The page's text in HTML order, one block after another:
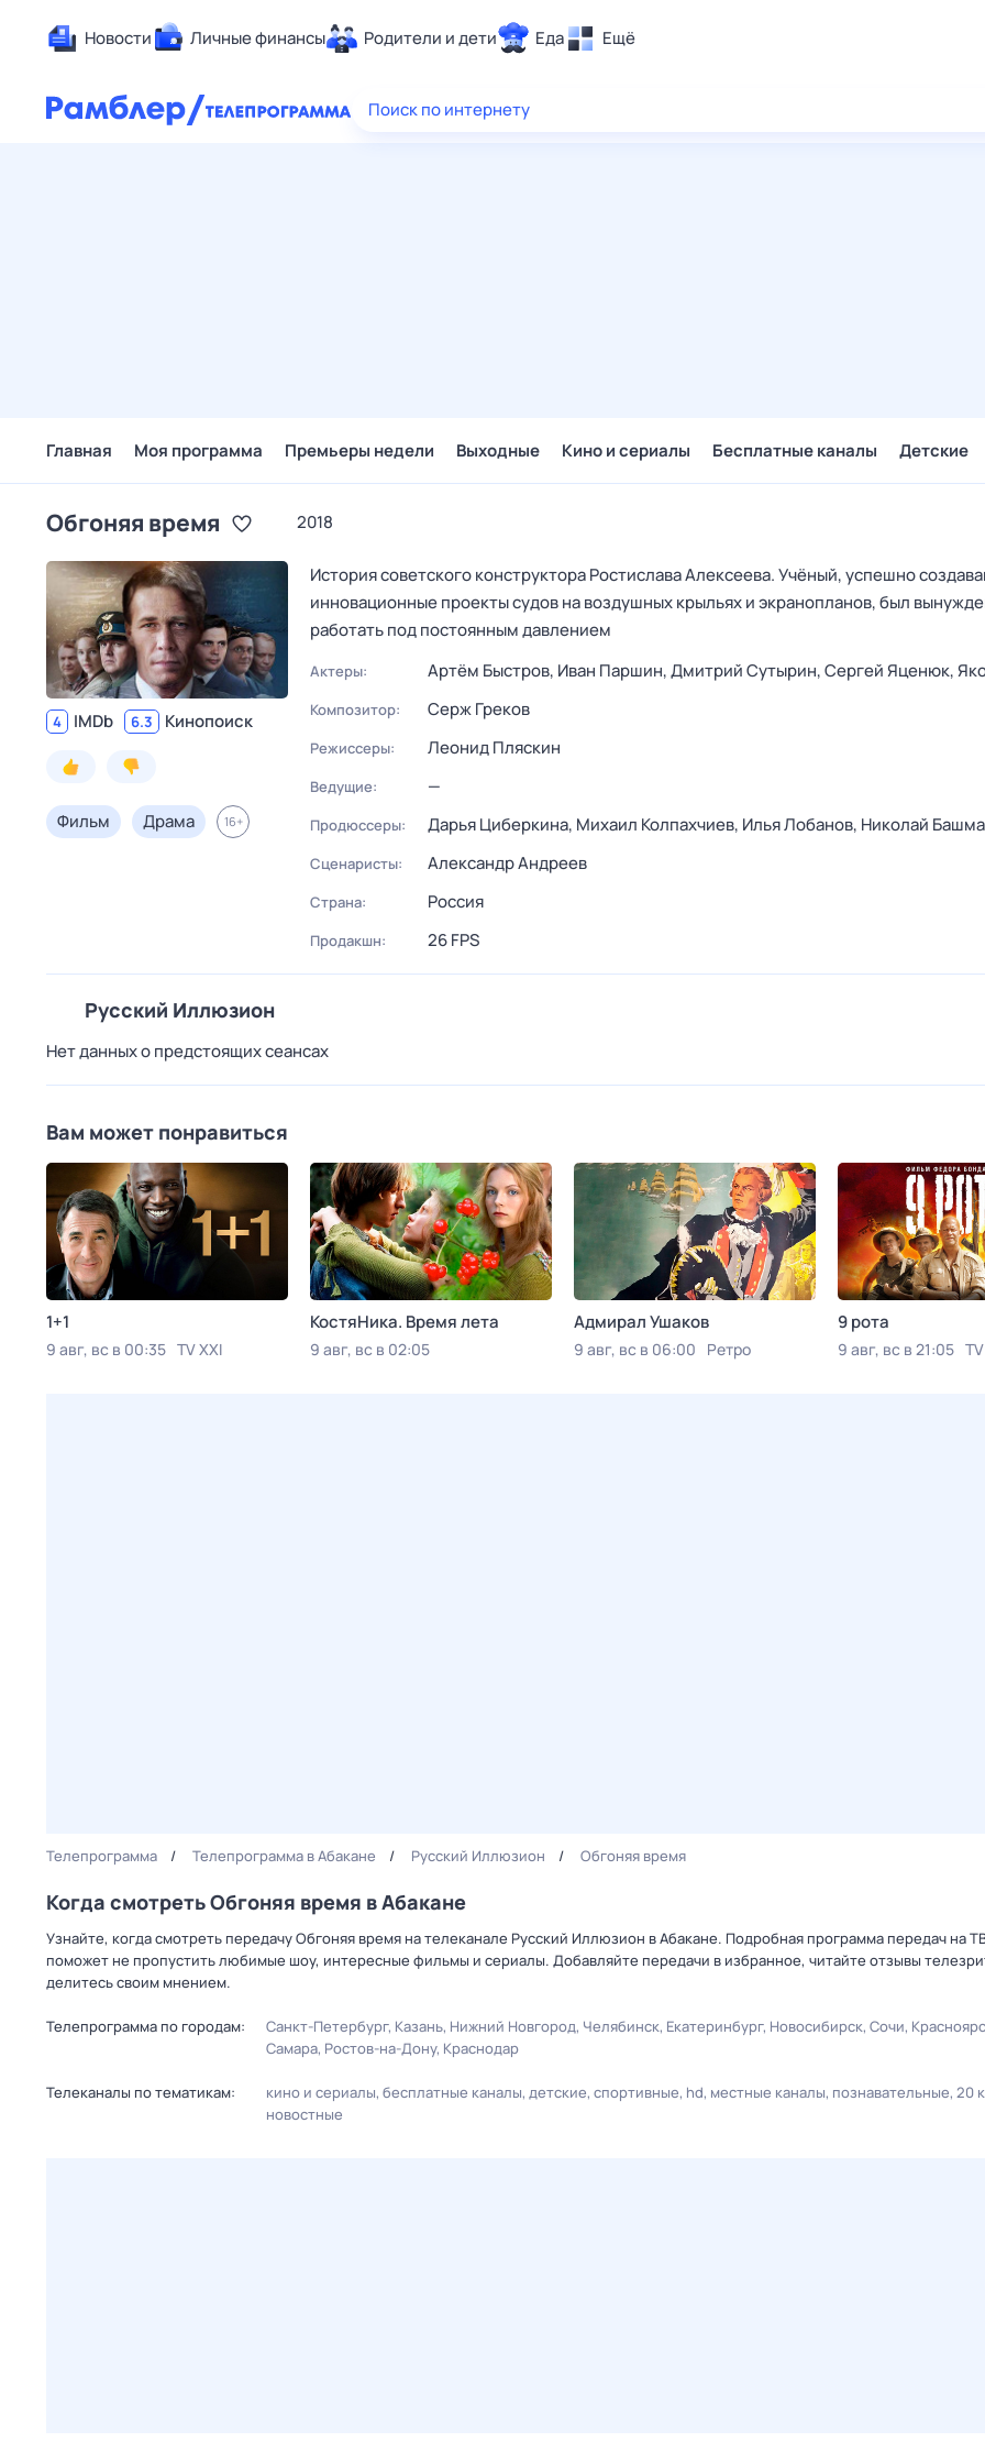
Новости Личные финансы Родители и дети Еда Ещё
Здоровье
Поиск по интернету
Главная Моя программа Премьеры недели Выходные Кино и сериалы Бесплатные каналы Детские
Обгоняя время 2018
4 IMDb 6.3 Кинопоиск
Фильм Драма 16+
История советского конструктора Ростислава Алексеева. Учёный, успешно
инновационные проекты судов на воздушных крыльях и экранопланов, был
работать под постоянным давлением
Актеры: Артём Быстров, Иван Паршин,Дмитрий Сутырин,Сергей Яценюк,
Композитор: Серж Греков
Режиссеры: Леонид Пляскин
Ведущие: —
Продюссеры: Дарья Циберкина, Михаил Колпахчиев, Илья Лобанов, Николай
Сценаристы: Александр Андреев
Страна: Россия
Продакшн: 26 FPS
Русский Иллюзион
Нет данных о предстоящих сеансах
Вам может понравиться
1+1
9 авг, вс в 00:35 TV XXI
КостяНика. Время лета
9 авг, вс в 02:05
Адмирал Ушаков
9 авг, вс в 06:00 Ретро
9 рота
9 авг, вс в 21:05
Телепрограмма Телепрограмма в Абакане Русский Иллюзион Обгоняя время
Когда смотреть Обгоняя время в Абакане
Узнайте, когда смотреть передачу Обгоняя время на телеканале Русский Иллюзион в Абакане. Подробная программа передач на
поможет не пропустить любимые шоу, интересные фильмы и сериалы. Добавляйте передачи в избранное, читайте отзывы
делитесь своим мнением.
Телепрограмма по городам: Санкт-Петербург Казань Нижний Новгород Челябинск Екатеринбург Новосибирск Сочи
Самара Ростов-на-Дону Краснодар
Телеканалы по тематикам: кино и сериалы бесплатные каналы детские спортивные hd местные каналы познавательные 20
новостные